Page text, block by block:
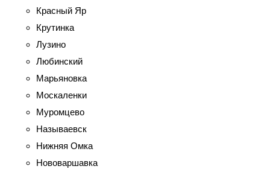
Красный Яр
Крутинка
Лузино
Любинский
Марьяновка
Москаленки
Муромцево
Называевск
Нижняя Омка
Нововаршавка